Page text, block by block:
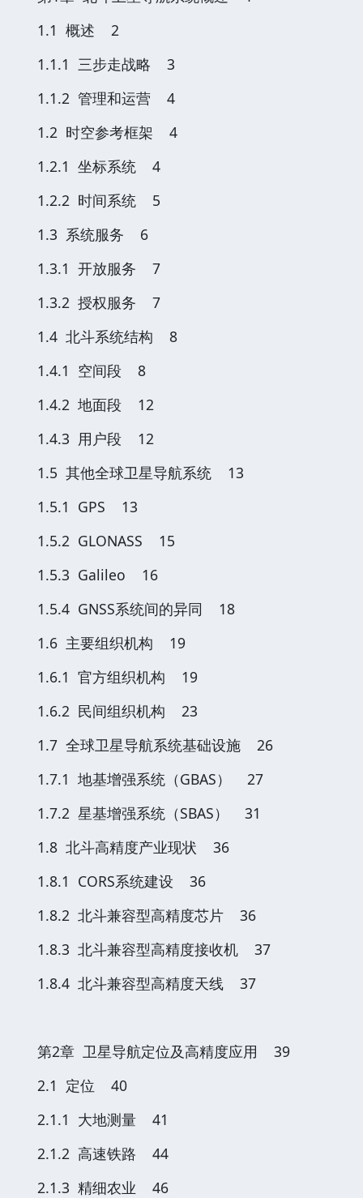
1.1 概述 2
1.1.1 三步走战略 3
1.1.2 管理和运营 4
1.2 时空参考框架 4
1.2.1 坐标系统 4
1.2.2 时间系统 5
1.3 系统服务 6
1.3.1 开放服务 7
1.3.2 授权服务 7
1.4 北斗系统结构 8
1.4.1 空间段 8
1.4.2 地面段 12
1.4.3 用户段 12
1.5 其他全球卫星导航系统 13
1.5.1 GPS 13
1.5.2 GLONASS 15
1.5.3 Galileo 16
1.5.4 GNSS系统间的异同 18
1.6 主要组织机构 19
1.6.1 官方组织机构 19
1.6.2 民间组织机构 23
1.7 全球卫星导航系统基础设施 26
1.7.1 地基增强系统（GBAS） 27
1.7.2 星基增强系统（SBAS） 31
1.8 北斗高精度产业现状 36
1.8.1 CORS系统建设 36
1.8.2 北斗兼容型高精度芯片 36
1.8.3 北斗兼容型高精度接收机 37
1.8.4 北斗兼容型高精度天线 37
第2章 卫星导航定位及高精度应用 39
2.1 定位 40
2.1.1 大地测量 41
2.1.2 高速铁路 44
2.1.3 精细农业 46